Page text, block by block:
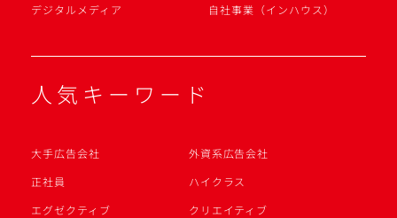
デジタルメディア
自社事業（インハウス）
人気キーワード
大手広告会社
外資系広告会社
正社員
ハイクラス
エグゼクティブ
クリエイティブ